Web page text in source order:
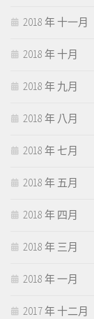
2018 年 十一月
2018 年 十月
2018 年 九月
2018 年 八月
2018 年 七月
2018 年 五月
2018 年 四月
2018 年 三月
2018 年 一月
2017 年 十二月